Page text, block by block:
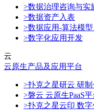
>数据治理咨询与实
>数据资产入表
>数据应用-算法模
>数字化应用开发
云
云原生产品及应用平台
>扑克之星研云 研
>磐云 云原生PaaS平
>扑克之星云印 数